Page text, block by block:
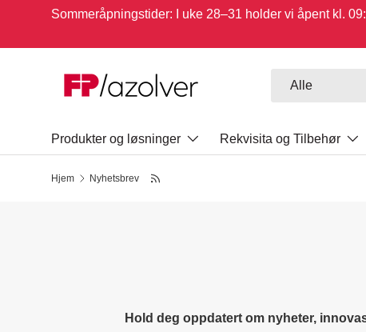
Sommeråpningstider: I uke 28–31 holder vi åpent kl.
Alle
Produkter og løsninger Rekvisita og Tilbehør
Hjem Nyhetsbrev
Hold deg oppdatert om nyheter,